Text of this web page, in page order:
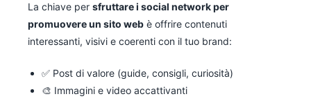
La chiave per sfruttare i social network per
promuovere un sito web è offrire contenuti
interessanti, visivi e coerenti con il tuo brand:
✅ Post di valore (guide, consigli, curiosità)
🎨 Immagini e video accattivanti